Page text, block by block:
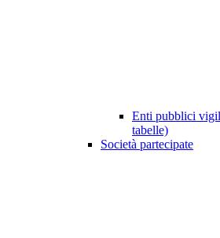
Enti pubblici
tabelle)
Società partecipate